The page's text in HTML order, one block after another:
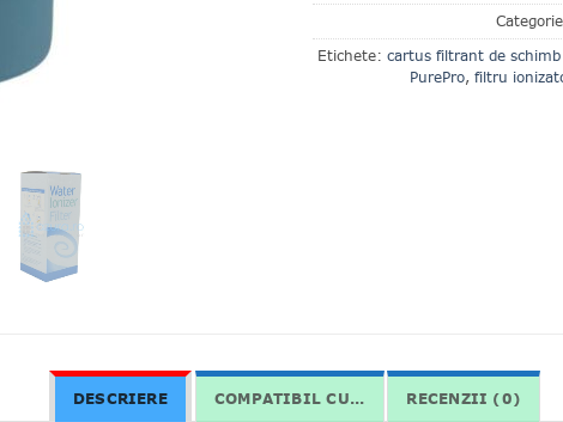
Etichete: cartus filtrant de
PurePro, filtru
DESCRIERE COMPATIBIL CU... RECENZII (0)